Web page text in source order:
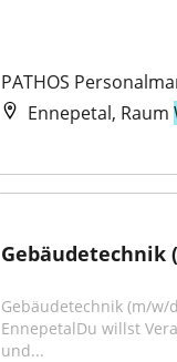
PATHOS
Ennepetal, Raum
Gebäudetechnik
Gebäudetechnik (m/w/
EnnepetalDu willst
und...